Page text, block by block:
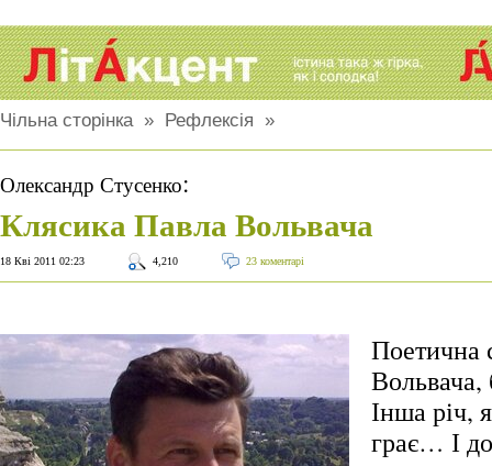
Чільна сторінка» Рефлексія »
Олександр Стусенко:
Клясика Павла Вольвача
18 Кві 2011 02:23 4,210 23 коментарі
Поетична
Вольвача,
Інша річ,
грає… І